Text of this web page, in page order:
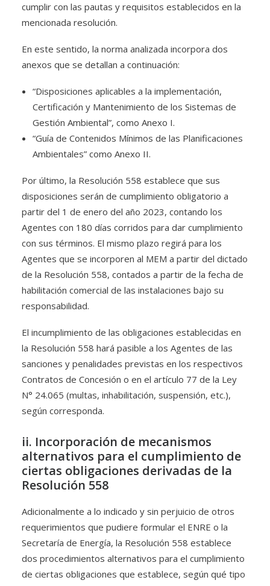
cumplir con las pautas y requisitos establecidos en la
mencionada resolución.
En este sentido, la norma analizada incorpora dos
anexos que se detallan a continuación:
“Disposiciones aplicables a la implementación,
Certificación y Mantenimiento de los Sistemas de
Gestión Ambiental”, como Anexo I.
“Guía de Contenidos Mínimos de las Planificaciones
Ambientales” como Anexo II.
Por último, la Resolución 558 establece que sus
disposiciones serán de cumplimiento obligatorio a
partir del 1 de enero del año 2023, contando los
Agentes con 180 días corridos para dar cumplimiento
con sus términos. El mismo plazo regirá para los
Agentes que se incorporen al MEM a partir del dictado
de la Resolución 558, contados a partir de la fecha de
habilitación comercial de las instalaciones bajo su
responsabilidad.
El incumplimiento de las obligaciones establecidas en
la Resolución 558 hará pasible a los Agentes de las
sanciones y penalidades previstas en los respectivos
Contratos de Concesión o en el artículo 77 de la Ley
N° 24.065 (multas, inhabilitación, suspensión, etc.),
según corresponda.
ii. Incorporación de mecanismos
alternativos para el cumplimiento de
ciertas obligaciones derivadas de la
Resolución 558
Adicionalmente a lo indicado y sin perjuicio de otros
requerimientos que pudiere formular el ENRE o la
Secretaría de Energía, la Resolución 558 establece
dos procedimientos alternativos para el cumplimiento
de ciertas obligaciones que establece, según qué tipo